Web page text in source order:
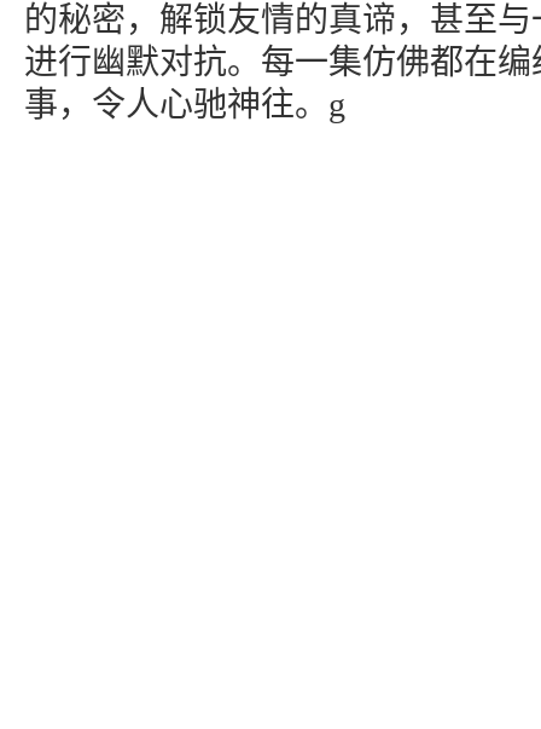
的秘密，解锁友情的真谛，甚至
进行幽默对抗。每一集仿佛都在
事，令人心驰神往。g